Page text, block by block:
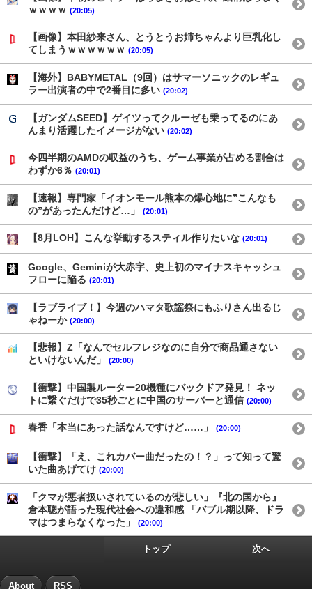
ｗｗｗｗ (20:05)
【画像】本田紗来さん、とうとうお姉ちゃんより巨乳化し
てしまうｗｗｗｗｗｗ (20:05)
【海外】BABYMETAL（9回）はサマーソニックのレギュ
ラー出演者の中で2番目に多い (20:02)
【ガンダムSEED】ゲイツってクルーゼも乗ってるのにあ
んまり活躍したイメージがない (20:02)
今四半期のAMDの収益のうち、ゲーム事業が占める割合は
わずか6％ (20:01)
【速報】専門家「イオンモール熊本の爆心地に”こんなも
の”があったんだけど…」
(20:01)
【8月LOH】こんな挙動するスティル作りたいな (20:01)
Google、Geminiが大赤字、史上初のマイナスキャッシュ
フローに陥る (20:01)
【ラブライブ！】今週のハマタ歌謡祭にもふりさん出るじ
ゃねーか (20:00)
【悲報】Z「なんでセルフレジなのに自分で商品通さない
といけないんだ」
(20:00)
【衝撃】中国製ルーター20機種にバックドア発見！ ネッ
トに繋ぐだけで35秒ごとに中国のサーバーと通信 (20:00)
春香「本当にあった話なんですけど……」 (20:00)
【衝撃】「え、これカバー曲だったの！？」って知って驚
いた曲あげてけ (20:00)
「クマが悪者扱いされているのが悲しい」『北の国から』
倉本聰が語った現代社会への違和感 「バブル期以降、ドラ
マはつまらなくなった」
(20:00)
トップ 次へ
About RSS